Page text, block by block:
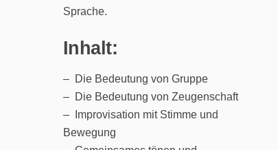
Sprache.
Inhalt:
– Die Bedeutung von Gruppe
– Die Bedeutung von Zeugenschaft
– Improvisation mit Stimme und
Bewegung